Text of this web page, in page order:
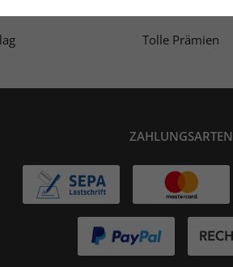
Tolle Prämien
ZAHLUNGSARTEN